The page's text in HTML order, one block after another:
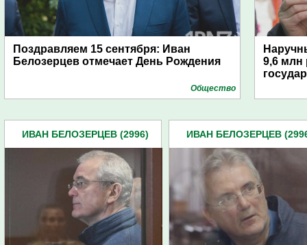
Поздравляем 15 сентября: Иван
Белозерцев отмечает День Рождения
Общество
9,6 млн
ИВАН БЕЛОЗЕРЦЕВ (2996) ИВАН БЕЛОЗЕРЦЕВ